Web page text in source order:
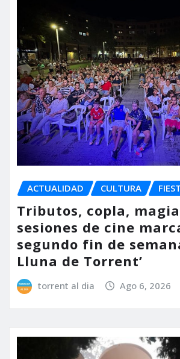
ACTUALIDAD CULTURA
Tributos, copla,
sesiones de cine
segundo fin de
Lluna de Torrent’
torrent al dia Ago 6, 2026